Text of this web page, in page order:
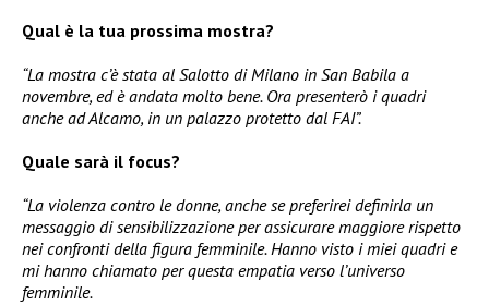
Qual è la tua prossima mostra?
“La mostra c’è stata al Salotto di Milano in San Babila a
novembre, ed è andata molto bene. Ora presenterò i quadri
anche ad Alcamo, in un palazzo protetto dal FAI”.
Quale sarà il focus?
“La violenza contro le donne, anche se preferirei definirla un
messaggio di sensibilizzazione per assicurare maggiore rispetto
nei confronti della figura femminile. Hanno visto i miei quadri e
mi hanno chiamato per questa empatia verso l’universo
femminile.